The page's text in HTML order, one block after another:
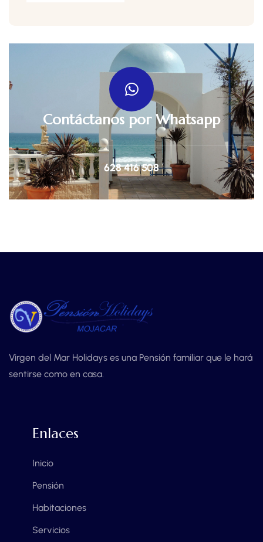
Contáctanos por Whatsapp
628 416 508
Virgen del Mar Holidays es una Pensión familiar que le hará
sentirse como en casa.
Enlaces
Inicio
Pensión
Habitaciones
Servicios